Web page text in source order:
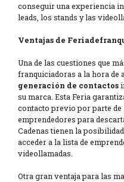
conseguir una experiencia
leads, los stands y las
Ventajas de
Una de las cuestiones que
franquiciadoras a la hora de
generación de contactos
su marca. Esta Feria
contacto previo por parte
emprendedores para
Cadenas tienen la
acceder a la lista de
videollamadas.
Otra gran ventaja para las